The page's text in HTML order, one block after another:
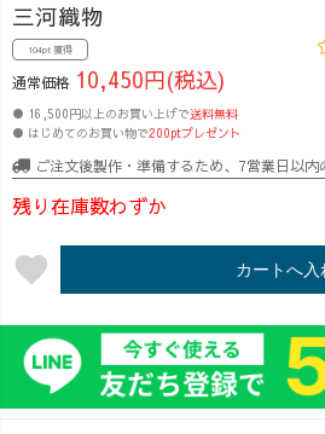
三河織物
104pt 獲得
通常価格 10,450円(税込)
● 16,500円以上のお買い上げで送料無料
● はじめてのお買い物で200ptプレゼント
ご注文後製作・準備するため、7営業日以内
残り在庫数わずか
favorite カートへ入